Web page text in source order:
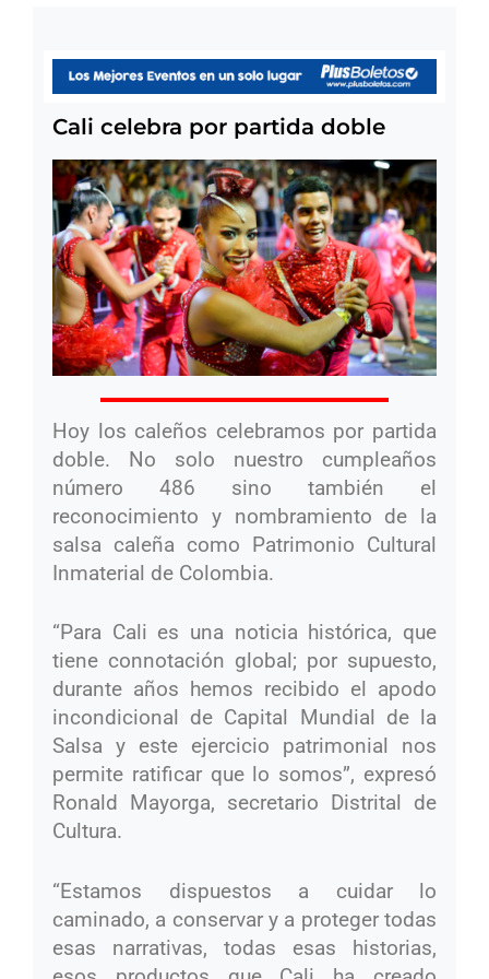
Cali celebra por partida doble
Hoy los caleños celebramos por partida
doble. No solo nuestro cumpleaños
número 486 sino también el
reconocimiento y nombramiento de la
salsa caleña como Patrimonio Cultural
Inmaterial de Colombia.
“Para Cali es una noticia histórica, que
tiene connotación global; por supuesto,
durante años hemos recibido el apodo
incondicional de Capital Mundial de la
Salsa y este ejercicio patrimonial nos
permite ratificar que lo somos”, expresó
Ronald Mayorga, secretario Distrital de
Cultura.
“Estamos dispuestos a cuidar lo
caminado, a conservar y a proteger todas
esas narrativas, todas esas historias,